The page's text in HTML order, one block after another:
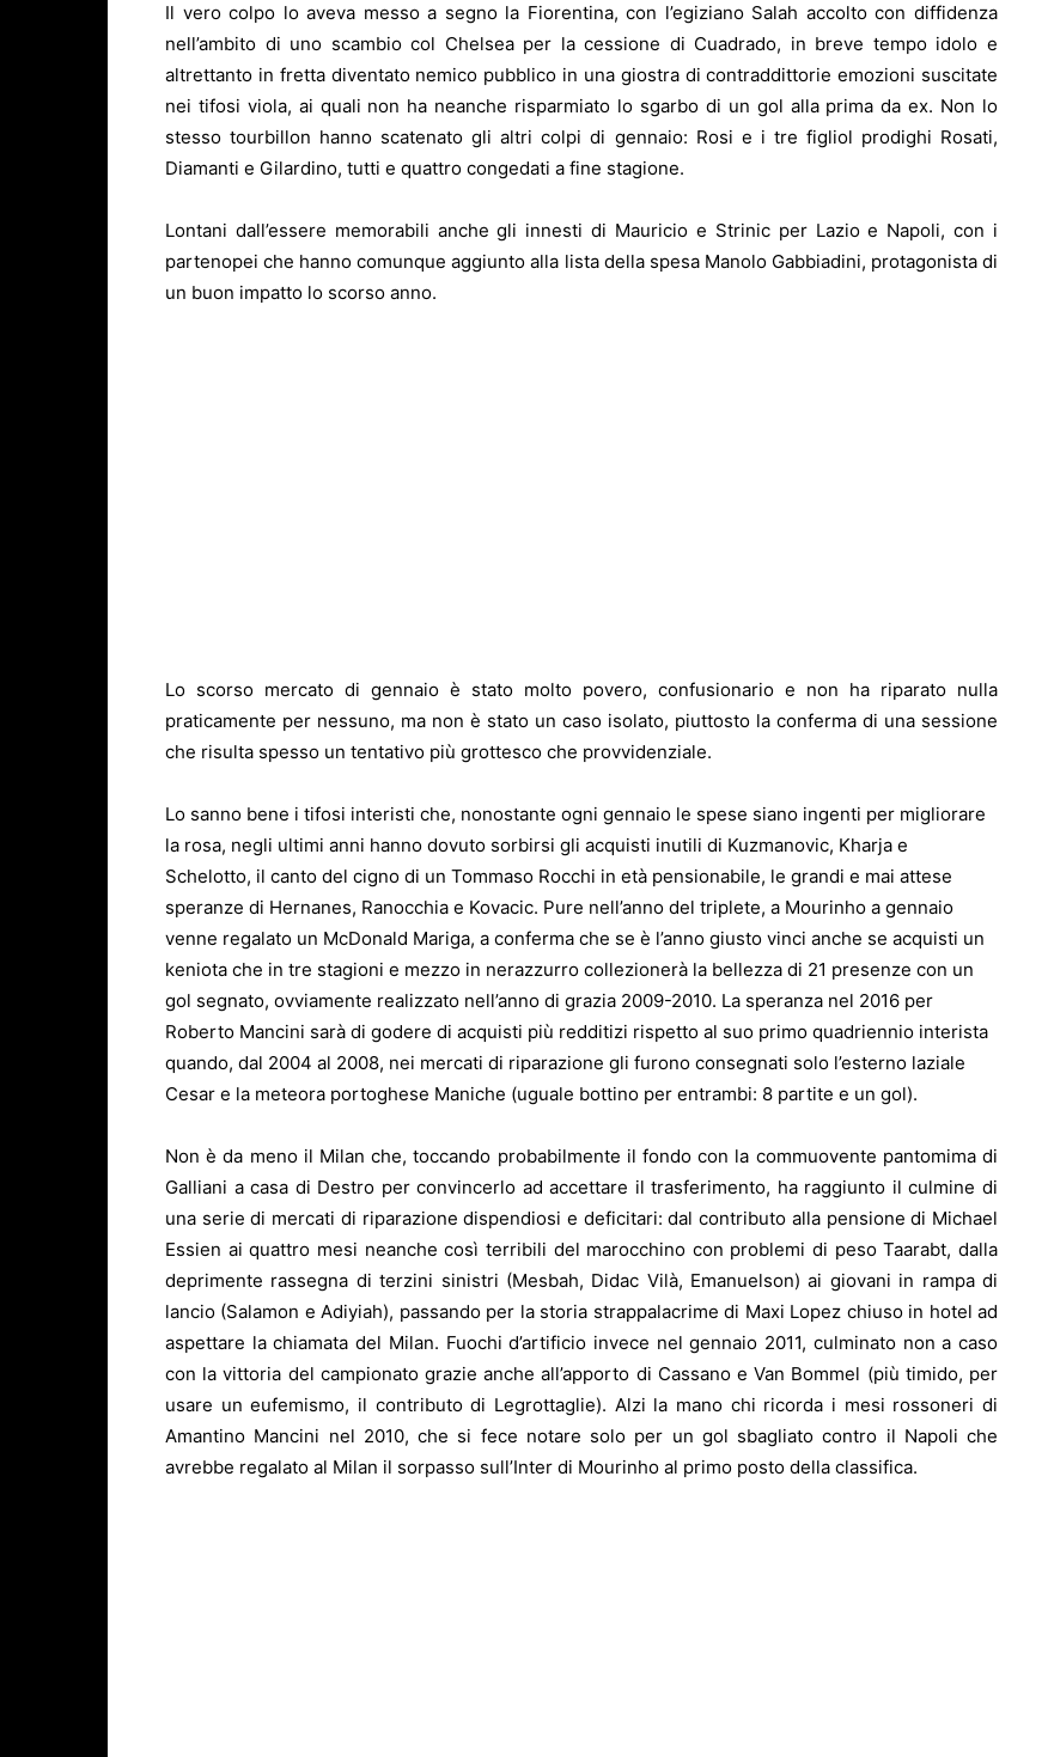
Il vero colpo lo aveva messo a segno la Fiorentina, con l’egiziano Salah accolto con diffidenza
nell’ambito di uno scambio col Chelsea per la cessione di Cuadrado, in breve tempo idolo e
altrettanto in fretta diventato nemico pubblico in una giostra di contraddittorie emozioni suscitate
nei tifosi viola, ai quali non ha neanche risparmiato lo sgarbo di un gol alla prima da ex. Non lo
stesso tourbillon hanno scatenato gli altri colpi di gennaio: Rosi e i tre figliol prodighi Rosati,
Diamanti e Gilardino, tutti e quattro congedati a fine stagione.
Lontani dall’essere memorabili anche gli innesti di Mauricio e Strinic per Lazio e Napoli, con i
partenopei che hanno comunque aggiunto alla lista della spesa Manolo Gabbiadini, protagonista di
un buon impatto lo scorso anno.
Lo scorso mercato di gennaio è stato molto povero, confusionario e non ha riparato nulla
praticamente per nessuno, ma non è stato un caso isolato, piuttosto la conferma di una sessione
che risulta spesso un tentativo più grottesco che provvidenziale.
Lo sanno bene i tifosi interisti che, nonostante ogni gennaio le spese siano ingenti per migliorare
la rosa, negli ultimi anni hanno dovuto sorbirsi gli acquisti inutili di Kuzmanovic, Kharja e
Schelotto, il canto del cigno di un Tommaso Rocchi in età pensionabile, le grandi e mai attese
speranze di Hernanes, Ranocchia e Kovacic. Pure nell’anno del triplete, a Mourinho a gennaio
venne regalato un McDonald Mariga, a conferma che se è l’anno giusto vinci anche se acquisti un
keniota che in tre stagioni e mezzo in nerazzurro collezionerà la bellezza di 21 presenze con un
gol segnato, ovviamente realizzato nell’anno di grazia 2009-2010. La speranza nel 2016 per
Roberto Mancini sarà di godere di acquisti più redditizi rispetto al suo primo quadriennio interista
quando, dal 2004 al 2008, nei mercati di riparazione gli furono consegnati solo l’esterno laziale
Cesar e la meteora portoghese Maniche (uguale bottino per entrambi: 8 partite e un gol).
Non è da meno il Milan che, toccando probabilmente il fondo con la commuovente pantomima di
Galliani a casa di Destro per convincerlo ad accettare il trasferimento, ha raggiunto il culmine di
una serie di mercati di riparazione dispendiosi e deficitari: dal contributo alla pensione di Michael
Essien ai quattro mesi neanche così terribili del marocchino con problemi di peso Taarabt, dalla
deprimente rassegna di terzini sinistri (Mesbah, Didac Vilà, Emanuelson) ai giovani in rampa di
lancio (Salamon e Adiyiah), passando per la storia strappalacrime di Maxi Lopez chiuso in hotel ad
aspettare la chiamata del Milan. Fuochi d’artificio invece nel gennaio 2011, culminato non a caso
con la vittoria del campionato grazie anche all’apporto di Cassano e Van Bommel (più timido, per
usare un eufemismo, il contributo di Legrottaglie). Alzi la mano chi ricorda i mesi rossoneri di
Amantino Mancini nel 2010, che si fece notare solo per un gol sbagliato contro il Napoli che
avrebbe regalato al Milan il sorpasso sull’Inter di Mourinho al primo posto della classifica.